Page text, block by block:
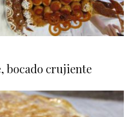
bocado crujiente